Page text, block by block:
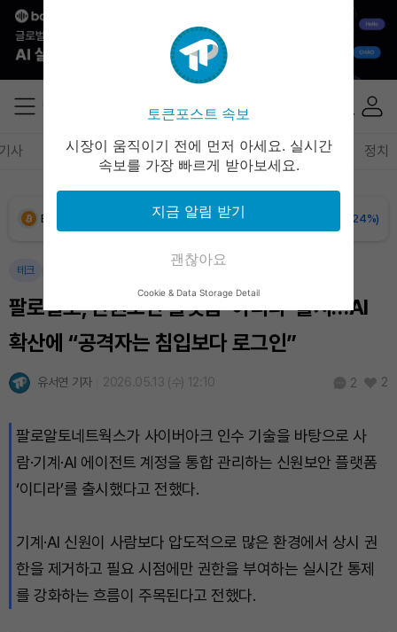
사 암호화폐 블록체인 테크 경제 마켓 정책 정치
Bitcoin (BTC) (-0.24%)
Tether USDt (USDT) ₩1,407(-0.03%)
BNB (BNB) ₩
XRP (XRP) ₩1,462(+0.46%)
Solana (SOL)
Hyperliquid (HYPE) ₩77,025(+0.76%)
테크
팔로알토, 신원보안 플랫폼 ‘이디라’ 출시…AI
확산에 “공격자는 침입보다 로그인”
유서연 기자 2026.05.13 (수) 12:10 2 2
팔로알토네트웍스가 사이버아크 인수 기술을 바탕으로 사
람·기계·AI 에이전트 계정을 통합 관리하는 신원보안 플랫폼
‘이디라’를 출시했다고 전했다.
기계·AI 신원이 사람보다 압도적으로 많은 환경에서 상시 권
한을 제거하고 필요 시점에만 권한을 부여하는 실시간 통제
를 강화하는 흐름이 주목된다고 전했다.
토큰포스트 속보
시장이 움직이기 전에 먼저 아세요. 실시간
속보를 가장 빠르게 받아보세요.
지금 알림 받기
괜찮아요
Cookie & Data Storage Detail